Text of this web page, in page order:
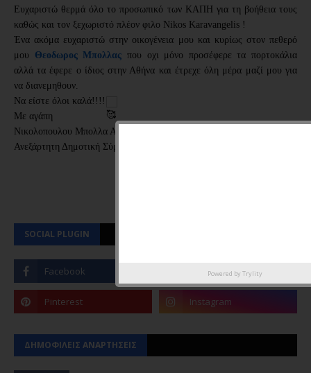
Ευχαριστώ θερμά όλο το προσωπικό των ΚΑΠΗ για τη βοήθεια τους
καθώς και τον ξεχωριστό πλέον φιλο Nikos Karavangelis !
Ένα ακόμα ευχαριστώ στην οικογένεια μου και κυρίως στον πεθερό
μου Θεοδωρος Μπολλας που οχι μόνο προσέφερε τα πορτοκάλια
αλλά τα έφερε ο ίδιος στην Αθήνα και έτρεχε όλη μέρα μαζί μου για
να διανεμηθουν.
Να είστε όλοι καλά!!!!
Με αγάπη
Νικολοπουλου Μπολλα Αντωνια
Ανεξάρτητη Δημοτική Σύμβουλος Δήμου Ηλιουπολης"
SOCIAL PLUGIN
ΔΗΜΟΦΙΛΕΙΣ ΑΝΑΡΤΗΣΕΙΣ
Powered by Trylity